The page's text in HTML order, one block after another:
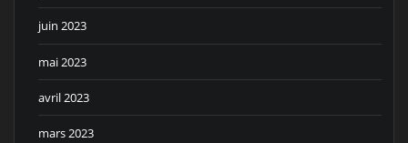
juin 2023
mai 2023
avril 2023
mars 2023